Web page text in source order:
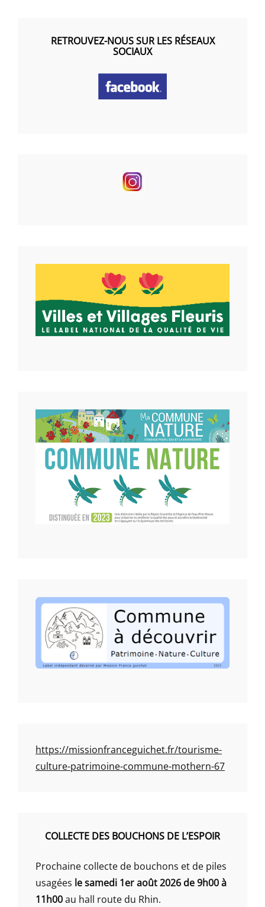
RETROUVEZ-NOUS SUR LES RÉSEAUX
SOCIAUX
https://missionfranceguichet.fr/tourisme-
culture-patrimoine-commune-mothern-67
COLLECTE DES BOUCHONS DE L’ESPOIR
Prochaine collecte de bouchons et de piles
usagées le samedi 1er août 2026 de 9h00 à
11h00au hall route du Rhin.